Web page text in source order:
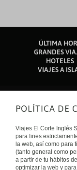
ÚLTIMA
GRANDES
HOTELES
VIAJES A
Sobre
Quiénes somos
Financiación
Sostenibilidad
Turismo accesible
Tarjeta El Corte
Trabaja con
Enlaces de
Guías de viaje
Catálogos
Internacional
POLÍTICA DE
Viajes El Corte Inglés
para fines
la web, así como para
(tanto general como
a partir de tu hábitos
optimizar la web y